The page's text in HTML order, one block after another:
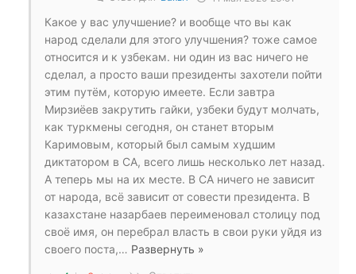
Какое у вас улучшение? и вообще что вы как
народ сделали для этого улучшения? тоже самое
относится и к узбекам. ни один из вас ничего не
сделал, а просто ваши президенты захотели пойти
этим путём, которую имеете. Если завтра
Мирзиёев закрутить гайки, узбеки будут молчать,
как туркмены сегодня, он станет вторым
Каримовым, который был самым худшим
диктатором в СА, всего лишь несколько лет назад.
А теперь мы на их месте. В СА ничего не зависит
от народа, всё зависит от совести президента. В
казахстане назарбаев переименовал столицу под
своё имя, он перебрал власть в свои руки уйдя из
своего поста,… Развернуть »